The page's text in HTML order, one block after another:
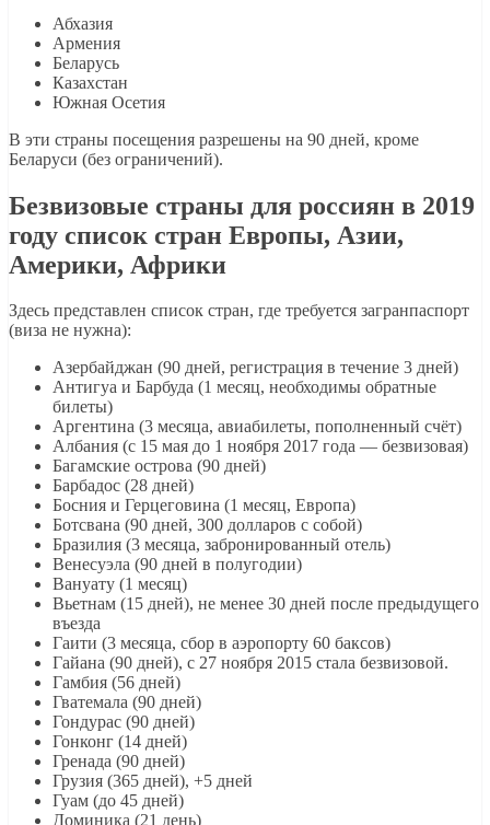
Абхазия
Армения
Беларусь
Казахстан
Южная Осетия
В эти страны посещения разрешены на 90 дней, кроме
Беларуси (без ограничений).
Безвизовые страны для россиян в 2019
году список стран Европы, Азии,
Америки, Африки
Здесь представлен список стран, где требуется загранпаспорт
(виза не нужна):
Азербайджан (90 дней, регистрация в течение 3 дней)
Антигуа и Барбуда (1 месяц, необходимы обратные
билеты)
Аргентина (3 месяца, авиабилеты, пополненный счёт)
Албания (с 15 мая до 1 ноября 2017 года — безвизовая)
Багамские острова (90 дней)
Барбадос (28 дней)
Босния и Герцеговина (1 месяц, Европа)
Ботсвана (90 дней, 300 долларов с собой)
Бразилия (3 месяца, забронированный отель)
Венесуэла (90 дней в полугодии)
Вануату (1 месяц)
Вьетнам (15 дней), не менее 30 дней после предыдущего
въезда
Гаити (3 месяца, сбор в аэропорту 60 баксов)
Гайана (90 дней), с 27 ноября 2015 стала безвизовой.
Гамбия (56 дней)
Гватемала (90 дней)
Гондурас (90 дней)
Гонконг (14 дней)
Гренада (90 дней)
Грузия (365 дней), +5 дней
Гуам (до 45 дней)
Доминика (21 день)